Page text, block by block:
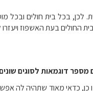
בכל בית חולים ובכל
החולים בעת האשפוז
מספר דוגמאות לסוגים
כדאי מאוד שתהיה לה